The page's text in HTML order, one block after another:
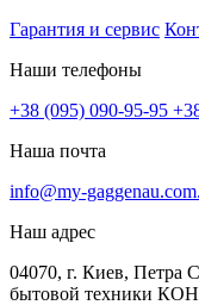
Гарантия и сервис
Наши телефоны
+38 (095) 090-95-95
Наша почта
info@my-
Наш адрес
04070, г. Киев, Петра
бытовой техники